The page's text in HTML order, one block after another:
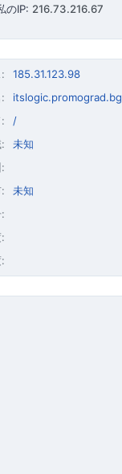
のIP: 216.73.216.67
:
185.31.123.98
:
itslogic.promograd.bg
/
未知
未知